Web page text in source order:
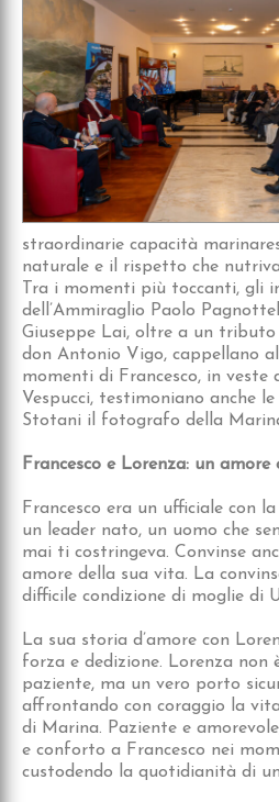
straordinarie capacità
naturale e il rispetto che
Tra i momenti più toccanti, gli
dell’Ammiraglio Paolo
Giuseppe Lai, oltre a un
don Antonio Vigo, cappellano
momenti di Francesco, in veste
Vespucci, testimoniano anche
Stotani il fotografo della
Francesco e Lorenza: un
Francesco era un ufficiale con
un leader nato, un uomo che
mai ti costringeva. Convinse
amore della sua vita. La
difficile condizione di moglie di
La sua storia d’amore con
forza e dedizione. Lorenza non
paziente, ma un vero porto
affrontando con coraggio la
di Marina. Paziente e
e conforto a Francesco nei
custodendo la quotidianità di